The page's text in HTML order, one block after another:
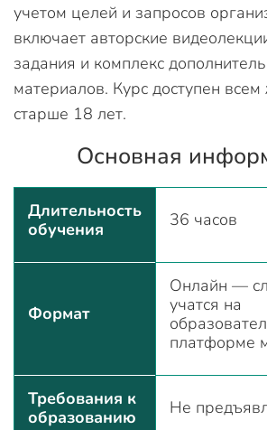
учетом целей и запросов
включает авторские
задания и комплекс
материалов. Курс доступен
старше 18 лет.
Основная
Длительность
обучения
36 часов
Формат
Онлайн —
учатся на
платформе
Требования к
образованию
Не